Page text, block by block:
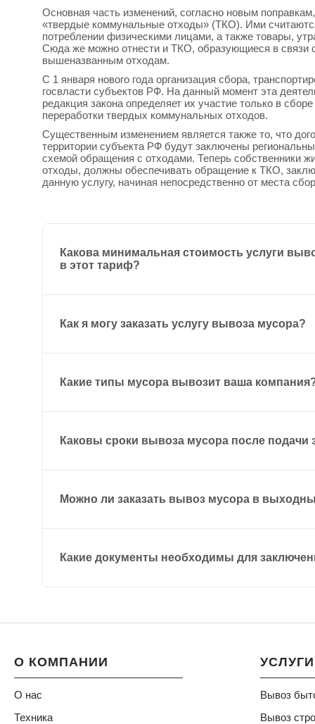
Основная часть изменений, согласно новым
«твердые коммунальные отходы» (ТКО). Ими
потреблении физическими лицами, а также товары,
Сюда же можно отнести и ТКО, образующиеся в связи
вышеназванным отходам.
С 1 января нового года организация сбора,
госвласти субъектов РФ. На данный момент эта
редакция закона определяет их участие только в
переработки твердых коммунальных отходов.
Существенным изменением является также то, что
территории субъекта РФ будут заключены
схемой обращения с отходами. Теперь собственники
отходы, должны обеспечивать обращение к ТКО,
данную услугу, начиная непосредственно от места
Какова минимальная стоимость услуги
в этот тариф?
Как я могу заказать услугу вывоза мусора?
Какие типы мусора вывозит ваша
Каковы сроки вывоза мусора после подачи
Можно ли заказать вывоз мусора в
Какие документы необходимы для
О КОМПАНИИ
О нас
Техника
УСЛУГИ
Вывоз
Вывоз